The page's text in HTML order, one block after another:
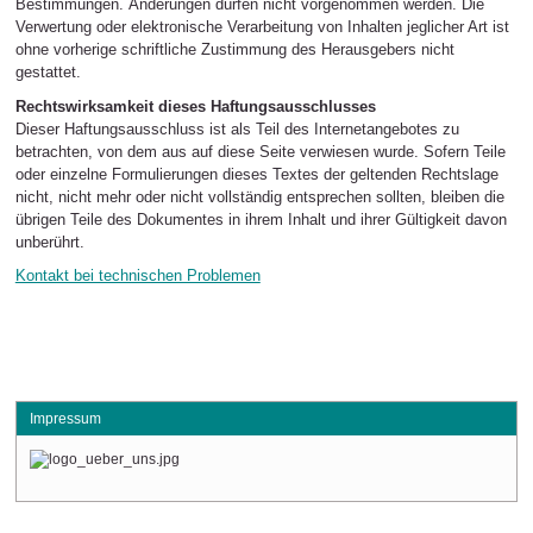
Bestimmungen. Änderungen dürfen nicht vorgenommen werden. Die
Verwertung oder elektronische Verarbeitung von Inhalten jeglicher Art ist
ohne vorherige schriftliche Zustimmung des Herausgebers nicht
gestattet.
Rechtswirksamkeit dieses Haftungsausschlusses
Dieser Haftungsausschluss ist als Teil des Internetangebotes zu
betrachten, von dem aus auf diese Seite verwiesen wurde. Sofern Teile
oder einzelne Formulierungen dieses Textes der geltenden Rechtslage
nicht, nicht mehr oder nicht vollständig entsprechen sollten, bleiben die
übrigen Teile des Dokumentes in ihrem Inhalt und ihrer Gültigkeit davon
unberührt.
Kontakt bei technischen Problemen
Impressum